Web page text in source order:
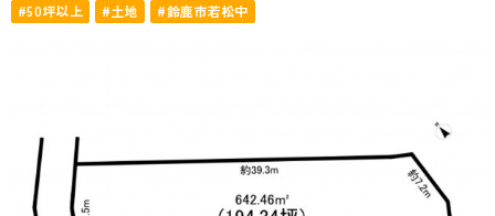
#50坪以上 #土地 #鈴鹿市若松中